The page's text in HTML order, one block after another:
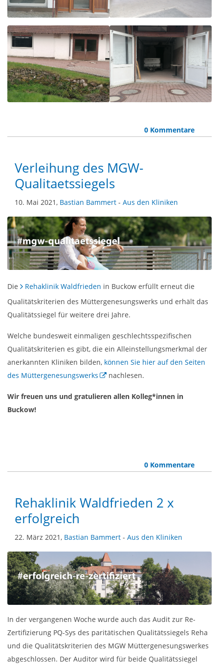
0 Kommentare
Verleihung des MGW-
Qualitaetssiegels
10. Mai 2021, Bastian Bammert - Aus den Kliniken
Die Rehaklinik Waldfrieden in Buckow erfüllt erneut die
Qualitätskriterien des Müttergenesungswerks und erhält das
Qualitätssiegel für weitere drei Jahre.
Welche bundesweit einmaligen geschlechtsspezifischen
Qualitätskriterien es gibt, die ein Alleinstellungsmerkmal der
anerkannten Kliniken bilden, können Sie hier auf den Seiten
des Müttergenesungswerks
nachlesen.
Wir freuen uns und gratulieren allen Kolleg*innen in
Buckow!
0 Kommentare
Rehaklinik Waldfrieden 2 x
erfolgreich
22. März 2021, Bastian Bammert - Aus den Kliniken
In der vergangenen Woche wurde auch das Audit zur Re-
Zertifizierung PQ-Sys des paritätischen Qualitätssiegels Reha
und die Qualitätskriterien des MGW Müttergenesungswerkes
abgeschlossen. Der Auditor wird für beide Qualitätssiegel